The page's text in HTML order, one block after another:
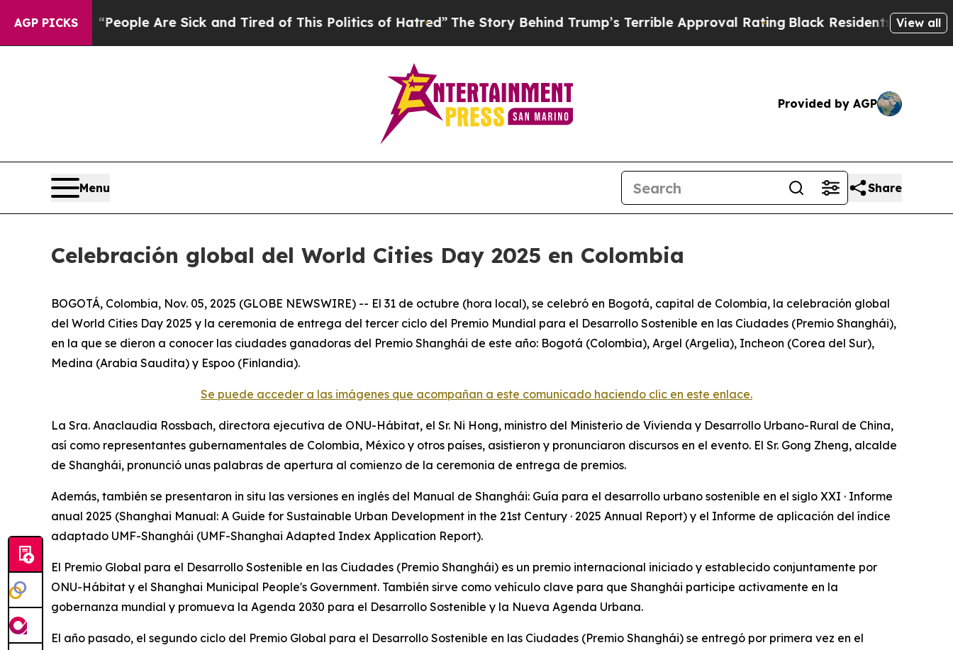
AGP PICKS
Win: “People Are Sick and Tired of This Politics of Hatred”The Story Behind Trump’s Terrible Approval RatingBlack Residents Warned of
View all
Provided by AGP
Menu Share
Celebración global del World Cities Day 2025 en Colombia
BOGOTÁ, Colombia, Nov. 05, 2025 (GLOBE NEWSWIRE) -- El 31 de octubre (hora local), se celebró en Bogotá, capital de Colombia, la celebración global
del World Cities Day 2025 y la ceremonia de entrega del tercer ciclo del Premio Mundial para el Desarrollo Sostenible en las Ciudades (Premio Shanghái),
en la que se dieron a conocer las ciudades ganadoras del Premio Shanghái de este año: Bogotá (Colombia), Argel (Argelia), Incheon (Corea del Sur),
Medina (Arabia Saudita) y Espoo (Finlandia).
Se puede acceder a las imágenes que acompañan a este comunicado haciendo clic en este enlace.
La Sra. Anaclaudia Rossbach, directora ejecutiva de ONU-Hábitat, el Sr. Ni Hong, ministro del Ministerio de Vivienda y Desarrollo Urbano-Rural de China,
así como representantes gubernamentales de Colombia, México y otros países, asistieron y pronunciaron discursos en el evento. El Sr. Gong Zheng, alcalde
de Shanghái, pronunció unas palabras de apertura al comienzo de la ceremonia de entrega de premios.
Además, también se presentaron in situ las versiones en inglés del Manual de Shanghái: Guía para el desarrollo urbano sostenible en el siglo XXI · Informe
anual 2025 (Shanghai Manual: A Guide for Sustainable Urban Development in the 21st Century · 2025 Annual Report) y el Informe de aplicación del índice
adaptado UMF-Shanghái (UMF-Shanghai Adapted Index Application Report).
El Premio Global para el Desarrollo Sostenible en las Ciudades (Premio Shanghái) es un premio internacional iniciado y establecido conjuntamente por
ONU-Hábitat y el Shanghai Municipal People's Government. También sirve como vehículo clave para que Shanghái participe activamente en la
gobernanza mundial y promueva la Agenda 2030 para el Desarrollo Sostenible y la Nueva Agenda Urbana.
El año pasado, el segundo ciclo del Premio Global para el Desarrollo Sostenible en las Ciudades (Premio Shanghái) se entregó por primera vez en el